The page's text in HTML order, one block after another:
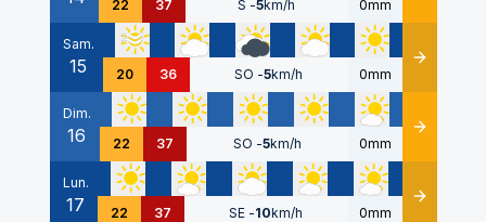
22 37 S -5km/h 0mm
Sam.
15 20 36 SO -5km/h 0mm Détails
Dim.
16 22 37 SO -5km/h 0mm Détails
Lun.
17 22 37 SE -10km/h 0mm Détails